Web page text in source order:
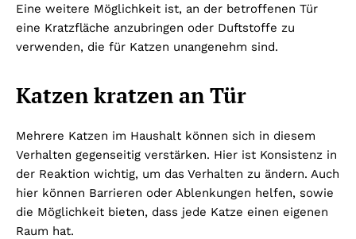
Eine weitere Möglichkeit ist, an der betroffenen Tür
eine Kratzfläche anzubringen oder Duftstoffe zu
verwenden, die für Katzen unangenehm sind.
Katzen kratzen an Tür
Mehrere Katzen im Haushalt können sich in diesem
Verhalten gegenseitig verstärken. Hier ist Konsistenz in
der Reaktion wichtig, um das Verhalten zu ändern. Auch
hier können Barrieren oder Ablenkungen helfen, sowie
die Möglichkeit bieten, dass jede Katze einen eigenen
Raum hat.